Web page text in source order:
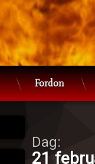
Fordon
Dag:
21